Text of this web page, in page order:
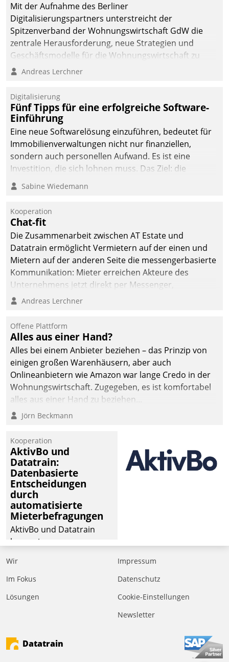
Mit der Aufnahme des Berliner
Digitalisierungspartners unterstreicht der
Spitzenverband der Wohnungswirtschaft GdW die
zentrale Herausforderung, neue Strategien und
Geschäftsmodelle für die Wohnungswirtschaft zu
entwickeln.
Andreas Lerchner
Digitalisierung
Fünf Tipps für eine erfolgreiche Software-
Einführung
Eine neue Softwarelösung einzuführen, bedeutet für
Immobilienverwaltungen nicht nur finanziellen,
sondern auch personellen Aufwand. Es ist eine
Investition, die sich lohnen muss. Das Ziel: die
nachhaltige Optimierung der Geschäftsabläufe. Damit
dieses Ziel erreicht wird, sollten einige Grundregeln
Sabine Wiedemann
Kooperation
Chat-fit
Die Zusammenarbeit zwischen AT Estate und
Datatrain ermöglicht Vermietern auf der einen und
Mietern auf der anderen Seite die messengerbasierte
Kommunikation: Mieter erreichen Akteure des
Unternehmens jetzt direkt per Messenger,
Mitarbeiter oder Dienstleister empfangen oder
Andreas Lerchner
Offene Plattform
Alles aus einer Hand?
Alles bei einem Anbieter beziehen – das Prinzip von
einigen großen Warenhäusern, aber auch
Onlineanbietern wie Amazon war lange Credo in der
Wohnungswirtschaft. Zugegeben, es ist komfortabel
alles aus einer Hand zu beziehen...
Jörn Beckmann
Kooperation
AktivBo und
Datatrain:
Datenbasierte
Entscheidungen
durch
automatisierte
Mieterbefragungen
AktivBo und Datatrain
kooperieren –
profitieren: Die nahtlose
Integration der Lösungen
Datatrain ermöglicht
Mieterbefragungen – eine
starke Grundlage für
Wir
Im Fokus
Lösungen
Impressum
Datenschutz
Cookie-Einstellungen
Newsletter
Datatrain